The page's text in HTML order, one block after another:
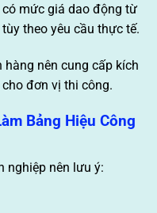
có mức giá dao động từ
theo yêu cầu thực tế.
nên cung cấp kích
đơn vị thi công.
Bảng Hiệu Công
nghiệp nên lưu ý: